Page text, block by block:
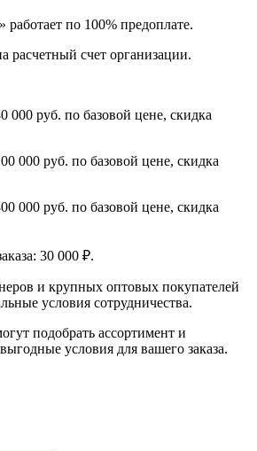
по 100% предоплате.
расчетный счет организации.
000 руб. по базовой цене, скидка
000 руб. по базовой цене, скидка
000 руб. по базовой цене, скидка
30 000 ₽.
и крупных оптовых покупателей
условия сотрудничества.
подобрать ассортимент и
условия для вашего заказа.